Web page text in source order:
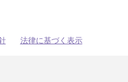
法律に基づく表示